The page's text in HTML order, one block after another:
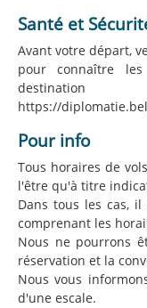
Santé et
Avant votre départ,
pour connaître
https://
Pour info
Tous horaires de
l'être qu'à titre
Dans tous les cas,
comprenant les
Nous ne pourrons
réservation et la
Nous vous
d'une escale.